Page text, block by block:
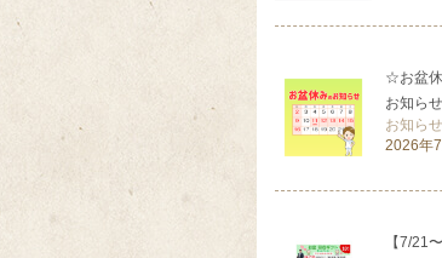
☆お盆
お知ら
お知らせ
2026年
【7/21